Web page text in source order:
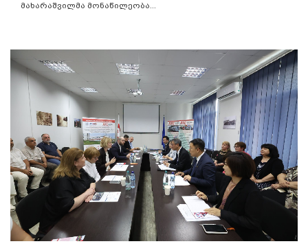
მახარაშვილმა მონაწილეობა...